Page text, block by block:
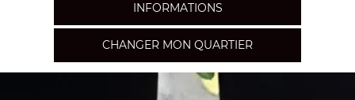
INFORMATIONS
CHANGER MON QUARTIER